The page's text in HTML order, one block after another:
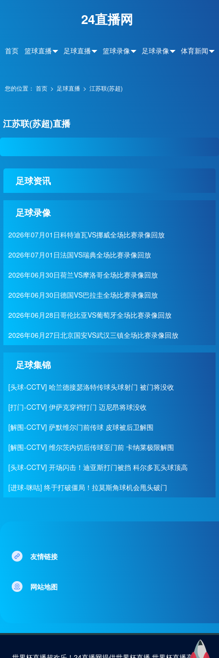
24直播网
首页 篮球直播 足球直播 篮球录像 足球录像 体育新闻
您的位置： 首页 > 足球直播 > 江苏联(苏超)
江苏联(苏超)直播
足球资讯
足球录像
2026年07月01日科特迪瓦VS挪威全场比赛录像回放
2026年07月01日法国VS瑞典全场比赛录像回放
2026年06月30日荷兰VS摩洛哥全场比赛录像回放
2026年06月30日德国VS巴拉圭全场比赛录像回放
2026年06月28日哥伦比亚VS葡萄牙全场比赛录像回放
2026年06月27日北京国安VS武汉三镇全场比赛录像回放
足球集锦
[头球-CCTV] 哈兰德接瑟洛特传球头球射门 被门将没收
[打门-CCTV] 伊萨克穿裆打门 迈尼昂将球没收
[解围-CCTV] 萨默维尔门前传球 皮球被后卫解围
[解围-CCTV] 维尔茨内切后传球至门前 卡纳莱极限解围
[头球-CCTV] 开场闪击！迪亚斯打门被挡 科尔多瓦头球顶高
[进球-咪咕] 终于打破僵局！拉莫斯角球机会甩头破门
友情链接
网站地图